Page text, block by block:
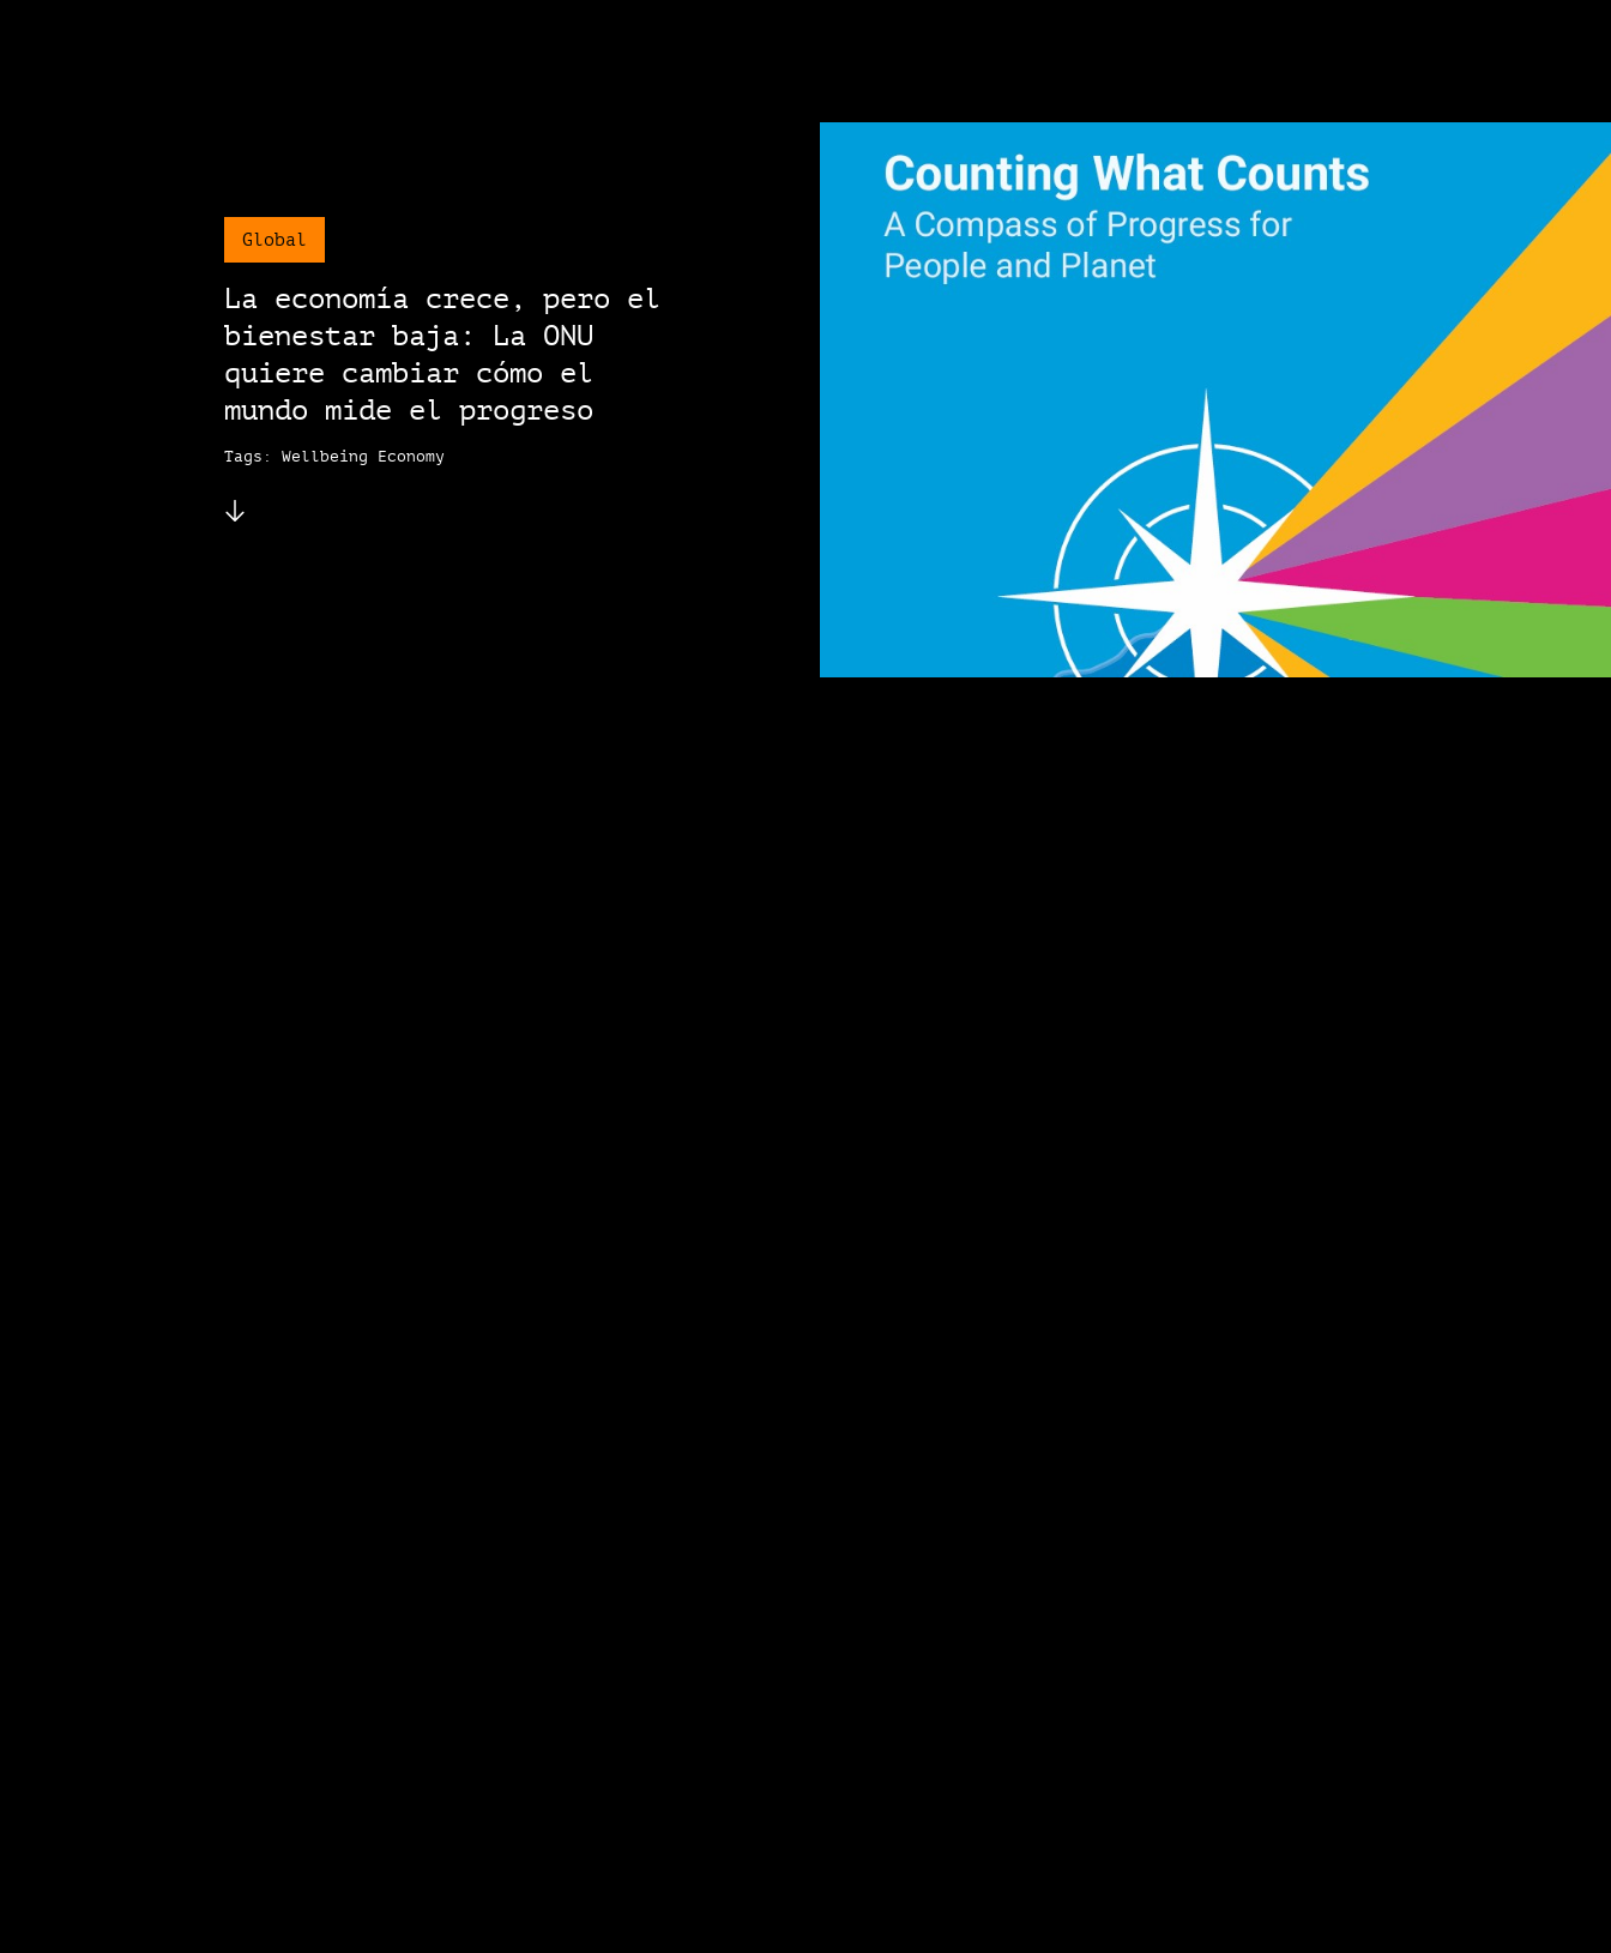
Global
La economía crece, pero el
bienestar baja: La ONU
quiere cambiar cómo el
mundo mide el progreso
Tags: Wellbeing Economy